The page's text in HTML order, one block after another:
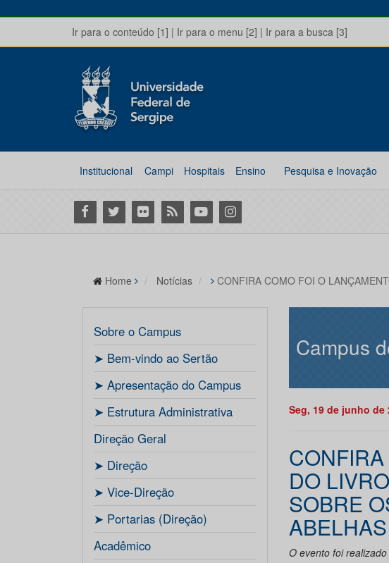
Ir para o conteúdo [1] | Ir para o menu [2] | Ir para a busca [3]
Institucional Campi Hospitais Ensino Pesquisa e Inovação
Facebook
Twitter Flickr RSS YoutubeInstagram
Home Notícias CONFIRA COMO FOI O
Sobre o Campus
ㅤ➤ Bem-vindo ao Sertão
ㅤ➤ Apresentação do Campus
ㅤ➤ Estrutura Administrativa
Direção Geral
ㅤ➤ Direção
ㅤ➤ Vice-Direção
ㅤ➤ Portarias (Direção)
Acadêmico
Campus
Seg, 19 de junho de
DO
SOBRE
O evento foi